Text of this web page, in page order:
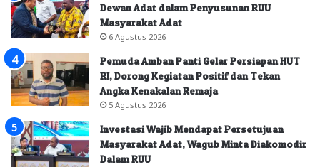
Dewan Adat dalam Penyusunan RUU
Masyarakat Adat
6 Agustus 2026
Pemuda Amban Panti Gelar Persiapan HUT
RI, Dorong Kegiatan Positif dan Tekan
Angka Kenakalan Remaja
5 Agustus 2026
Investasi Wajib Mendapat Persetujuan
Masyarakat Adat, Wagub Minta Diakomodir
Dalam RUU